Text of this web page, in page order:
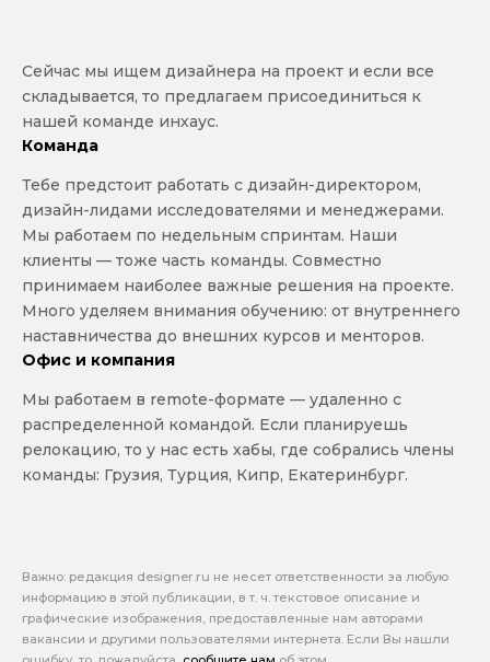
Сейчас мы ищем дизайнера на проект и если все
складывается, то предлагаем присоединиться к
нашей команде инхаус.
Команда
Тебе предстоит работать с дизайн-директором,
дизайн-лидами исследователями и менеджерами.
Мы работаем по недельным спринтам. Наши
клиенты — тоже часть команды. Совместно
принимаем наиболее важные решения на проекте.
Много уделяем внимания обучению: от внутреннего
наставничества до внешних курсов и менторов.
Офис и компания
Мы работаем в remote-формате — удаленно с
распределенной командой. Если планируешь
релокацию, то у нас есть хабы, где собрались члены
команды: Грузия, Турция, Кипр, Екатеринбург.
Важно: pедакция designer.ru не несет ответственности за любую
информацию в этой публикации, в т. ч. текстовое описание и
графические изображения, предоставленные нам авторами
вакансии и другими пользователями интернета. Если Вы нашли